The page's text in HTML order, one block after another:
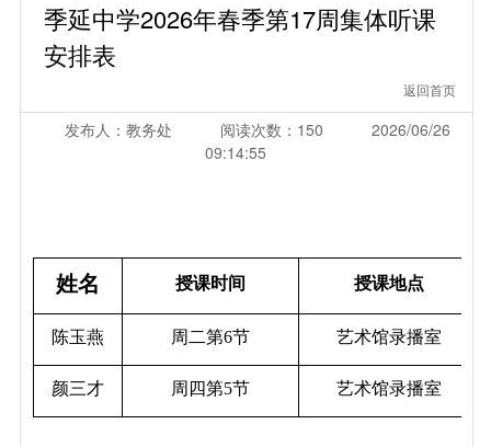
季延中学2026年春季第17周集体听课
安排表
返回首页
发布人：教务处 阅读次数：150
2026/06/26
09:14:55
姓名 授课时间 授课地点
陈玉燕 周二第6节 艺术馆录播室
颜三才 周四第5节 艺术馆录播室